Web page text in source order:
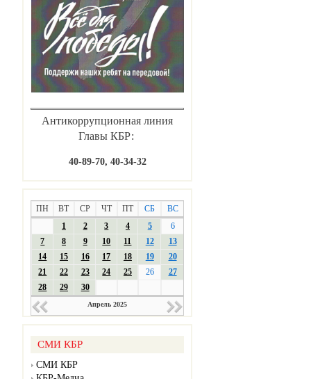
Антикоррупционная линия
Главы КБР:
40-89-70, 40-34-32
ПН ВТ СР ЧТ ПТ СБ
ВС
1
2 3 4 5
6
7
8 9 10 11 12
13
14
15 16 17 18 19
20
21
22 23 24 25 26
27
28
29 30
Апрель 2025
СМИ КБР
СМИ КБР